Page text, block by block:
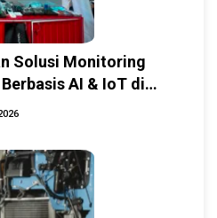
Solusi Monitoring
AI & IoT di
Expo (IMOX)